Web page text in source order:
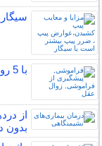
با 5 روش از فراموشی پیشگیری کنید
از
بدون